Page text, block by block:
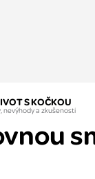
S KOČKOU
nevýhody a zkušenosti